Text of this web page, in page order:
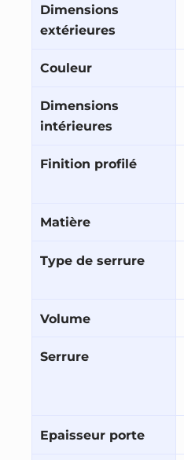
Dimensions
extérieures
Couleur
Dimensions
intérieures
Finition profilé
Matière
Type de serrure
Volume
Serrure
Epaisseur porte